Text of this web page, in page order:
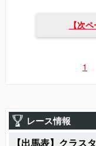
【次
1
レース情報
【出馬表】クラス